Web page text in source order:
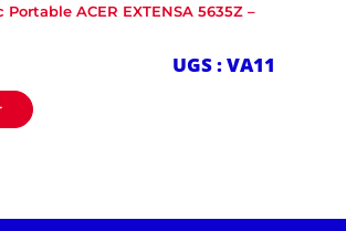
UGS : VA11
Portable ACER EXTENSA 5635Z –